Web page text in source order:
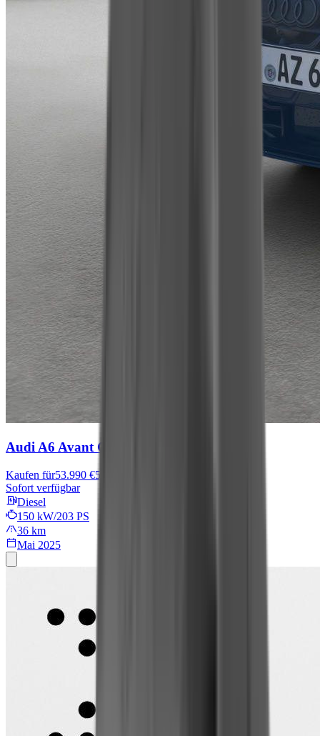
Audi A6 Avant C
Kaufen für53.990 €56.990 €
Sofort verfügbar
Diesel
150 kW/203 PS
36 km
Mai 2025